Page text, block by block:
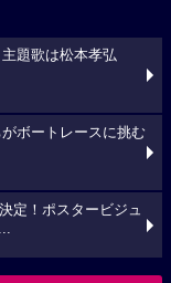
題歌は松本孝弘
ボートレースに挑む
定！ポスタービジュ